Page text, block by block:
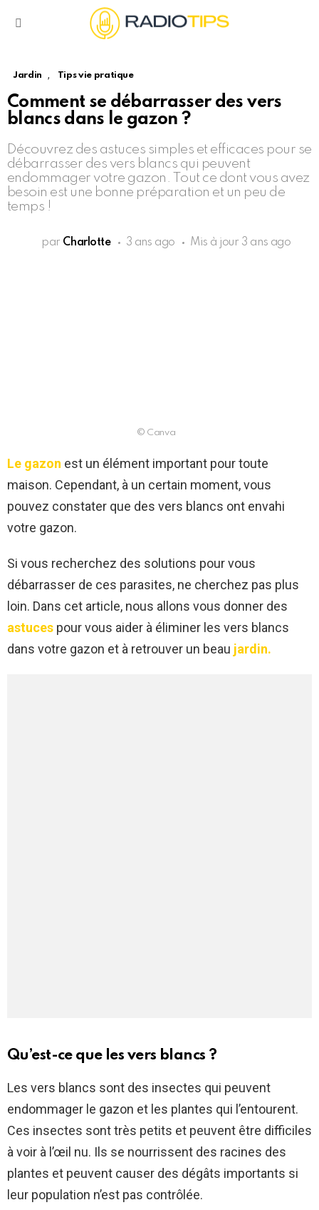
Jardin , Tips vie pratique
Comment se débarrasser des vers
blancs dans le gazon ?
Découvrez des astuces simples et efficaces pour se
débarrasser des vers blancs qui peuvent
endommager votre gazon. Tout ce dont vous avez
besoin est une bonne préparation et un peu de
temps !
par Charlotte 3 ans ago Mis à jour 3 ans ago
© Canva
Le gazon est un élément important pour toute
maison. Cependant, à un certain moment, vous
pouvez constater que des vers blancs ont envahi
votre gazon.
Si vous recherchez des solutions pour vous
débarrasser de ces parasites, ne cherchez pas plus
loin. Dans cet article, nous allons vous donner des
astuces pour vous aider à éliminer les vers blancs
dans votre gazon et à retrouver un beau jardin.
Qu’est-ce que les vers blancs ?
Les vers blancs sont des insectes qui peuvent
endommager le gazon et les plantes qui l’entourent.
Ces insectes sont très petits et peuvent être difficiles
à voir à l’œil nu. Ils se nourrissent des racines des
plantes et peuvent causer des dégâts importants si
leur population n’est pas contrôlée.